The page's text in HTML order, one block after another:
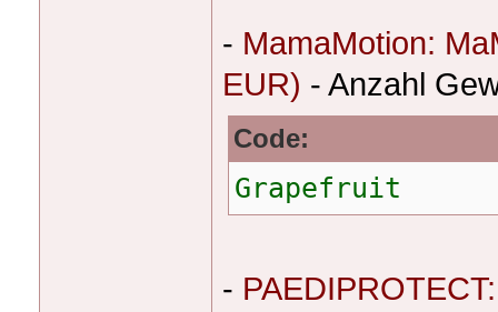
- MamaMotion:
EUR) - Anzahl
Code:
Grapefruit
-